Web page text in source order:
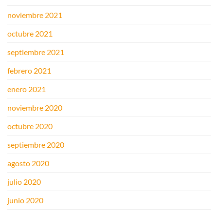
noviembre 2021
octubre 2021
septiembre 2021
febrero 2021
enero 2021
noviembre 2020
octubre 2020
septiembre 2020
agosto 2020
julio 2020
junio 2020